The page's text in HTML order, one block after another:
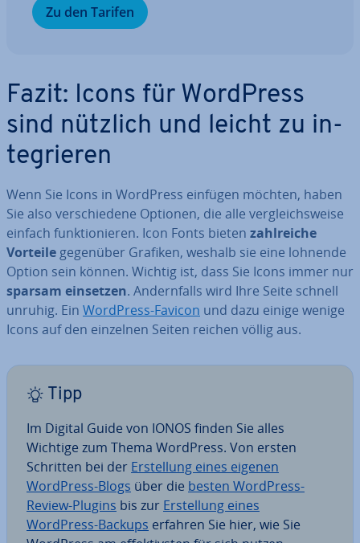
Zu den Tarifen
Fazit: Icons für WordPress
sind nützlich und leicht zu in­
te­grie­ren
Wenn Sie Icons in WordPress einfügen möchten, haben
Sie also ver­schie­de­ne Optionen, die alle ver­gleichs­wei­se
einfach funk­tio­nie­ren. Icon Fonts bieten zahl­rei­che
Vorteile gegenüber Grafiken, weshalb sie eine lohnende
Option sein können. Wichtig ist, dass Sie Icons immer nur
sparsam einsetzen. An­dern­falls wird Ihre Seite schnell
unruhig. Ein WordPress-Favicon und dazu einige wenige
Icons auf den einzelnen Seiten reichen völlig aus.
Tipp
Im Digital Guide von IONOS finden Sie alles
Wichtige zum Thema WordPress. Von ersten
Schritten bei der Er­stel­lung eines eigenen
WordPress-Blogs über die besten WordPress-
Review-Plugins bis zur Er­stel­lung eines
WordPress-Backups erfahren Sie hier, wie Sie